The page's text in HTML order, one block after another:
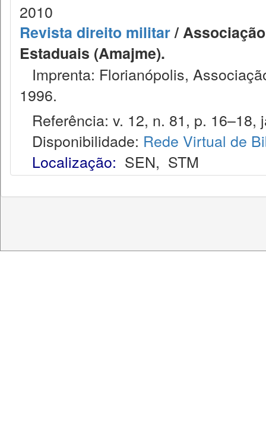
2010
Revista direito militar/
Estaduais (Amajme).
Imprenta: Florianópolis,
1996.
Referência: v. 12, n. 81, p. 16–18,
Disponibilidade: Rede Virtual de
Localização: SEN, STM